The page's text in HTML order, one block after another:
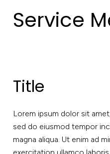
Service
Title
Lorem ipsum dolor sit
sed do eiusmod tempor
magna aliqua. Ut enim ad